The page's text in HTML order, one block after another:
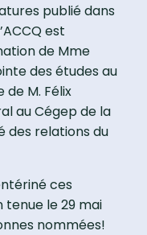
publié dans
est
de Mme
des études au
de M. Félix
au Cégep de la
des relations du
ces
tenue le 29 mai
nommées!